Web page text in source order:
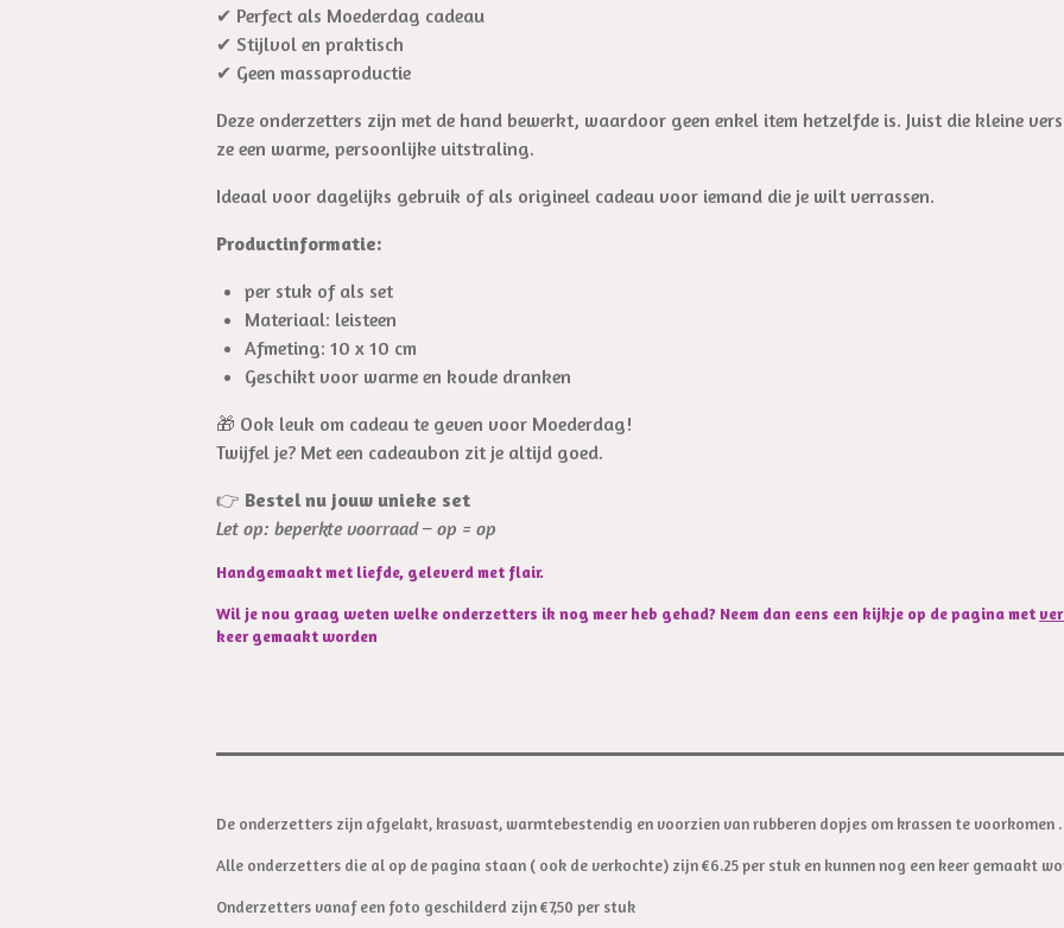
✔ Perfect als Moederdag cadeau
✔ Stijlvol en praktisch
✔ Geen massaproductie
Deze onderzetters zijn met de hand bewerkt, waardoor geen enkel item hetzelfde is. Juist die kleine
ze een warme, persoonlijke uitstraling.
Ideaal voor dagelijks gebruik of als origineel cadeau voor iemand die je wilt verrassen.
Productinformatie:
per stuk of als set
Materiaal: leisteen
Afmeting: 10 x 10 cm
Geschikt voor warme en koude dranken
🎁 Ook leuk om cadeau te geven voor Moederdag!
Twijfel je? Met een cadeaubon zit je altijd goed.
👉 Bestel nu jouw unieke set
Let op: beperkte voorraad – op = op
Handgemaakt met liefde, geleverd met flair.
Wil je nou graag weten welke onderzetters ik nog meer heb gehad? Neem dan eens een kijkje op de pagina met
keer gemaakt worden
De onderzetters zijn afgelakt, krasvast, warmtebestendig en voorzien van rubberen dopjes om krassen te voorkomen .
Alle onderzetters die al op de pagina staan ( ook de verkochte) zijn €6.25 per stuk en kunnen nog een keer gemaakt
Onderzetters vanaf een foto geschilderd zijn €7,50 per stuk